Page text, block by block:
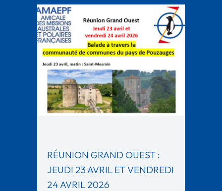
RÉUNION GRAND OUEST :
JEUDI 23 AVRIL ET VENDREDI
24 AVRIL 2026